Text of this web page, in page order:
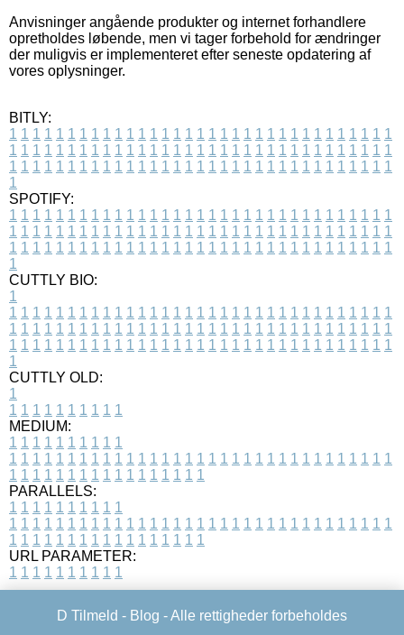
Anvisninger angående produkter og internet forhandlere
opretholdes løbende, men vi tager forbehold for ændringer
der muligvis er implementeret efter seneste opdatering af
vores oplysninger.
BITLY:
1 1 1 1 1 1 1 1 1 1 1 1 1 1 1 1 1 1 1 1 1 1 1 1 1 1 1 1 1 1 1 1 1
1 1 1 1 1 1 1 1 1 1 1 1 1 1 1 1 1 1 1 1 1 1 1 1 1 1 1 1 1 1 1 1 1
1 1 1 1 1 1 1 1 1 1 1 1 1 1 1 1 1 1 1 1 1 1 1 1 1 1 1 1 1 1 1 1 1
1
SPOTIFY:
1 1 1 1 1 1 1 1 1 1 1 1 1 1 1 1 1 1 1 1 1 1 1 1 1 1 1 1 1 1 1 1 1
1 1 1 1 1 1 1 1 1 1 1 1 1 1 1 1 1 1 1 1 1 1 1 1 1 1 1 1 1 1 1 1 1
1 1 1 1 1 1 1 1 1 1 1 1 1 1 1 1 1 1 1 1 1 1 1 1 1 1 1 1 1 1 1 1 1
1
CUTTLY BIO:
1
1 1 1 1 1 1 1 1 1 1 1 1 1 1 1 1 1 1 1 1 1 1 1 1 1 1 1 1 1 1 1 1 1
1 1 1 1 1 1 1 1 1 1 1 1 1 1 1 1 1 1 1 1 1 1 1 1 1 1 1 1 1 1 1 1 1
1 1 1 1 1 1 1 1 1 1 1 1 1 1 1 1 1 1 1 1 1 1 1 1 1 1 1 1 1 1 1 1 1
1
CUTTLY OLD:
1
1 1 1 1 1 1 1 1 1 1
MEDIUM:
1 1 1 1 1 1 1 1 1 1
1 1 1 1 1 1 1 1 1 1 1 1 1 1 1 1 1 1 1 1 1 1 1 1 1 1 1 1 1 1 1 1 1
1 1 1 1 1 1 1 1 1 1 1 1 1 1 1 1 1
PARALLELS:
1 1 1 1 1 1 1 1 1 1
1 1 1 1 1 1 1 1 1 1 1 1 1 1 1 1 1 1 1 1 1 1 1 1 1 1 1 1 1 1 1 1 1
1 1 1 1 1 1 1 1 1 1 1 1 1 1 1 1 1
URL PARAMETER:
1 1 1 1 1 1 1 1 1 1
D Tilmeld - Blog - Alle rettigheder forbeholdes